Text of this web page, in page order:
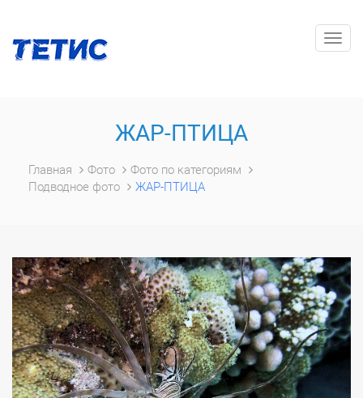
ЖАР-ПТИЦА
Главная Фото
Фото по категориям
Подводное фото
ЖАР-ПТИЦА